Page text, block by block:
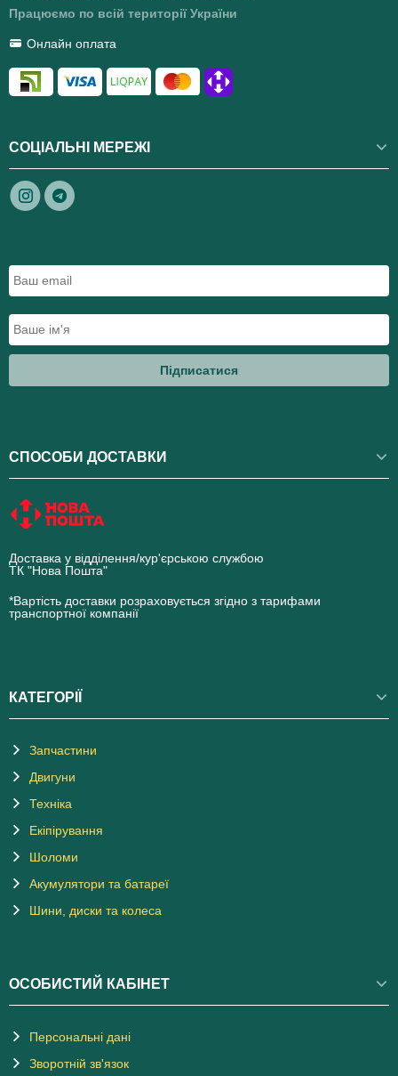
Працюємо по всій території України
Онлайн оплата
СОЦІАЛЬНІ МЕРЕЖІ
Підписатися
СПОСОБИ ДОСТАВКИ
Доставка у відділення/кур'єрською службою
ТК "Нова Пошта"
*Вартість доставки розраховується згідно з тарифами
транспортної компанії
КАТЕГОРІЇ
Запчастини
Двигуни
Техніка
Екіпірування
Шоломи
Акумулятори та батареї
Шини, диски та колеса
ОСОБИСТИЙ КАБІНЕТ
Персональні дані
Зворотній зв'язок